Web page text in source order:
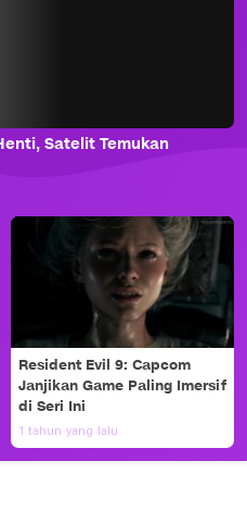
Satelit Temukan
Resident Evil 9: Capcom
Janjikan Game Paling Imersif
di Seri Ini
1 tahun yang lalu